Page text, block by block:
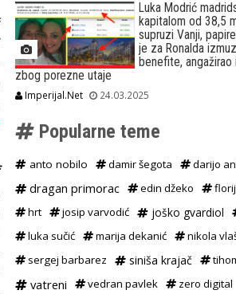
Luka Modrić
kapitalom od 38,5
supruzi Vanji,
je za Ronalda
benefite,
zbog porezne utaje
Imperijal.Net 24.03.2025
Popularne teme
anto nobilo damir šegota darijo
dragan primorac edin džeko
hrt josip varvodić joško gvardiol
luka sučić
marija dekanić nikola
sergej barbarez
siniša krajač
vatreni vedran pavlek zero digital